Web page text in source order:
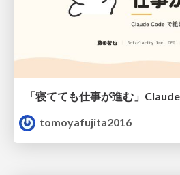
tomoyafujita2016